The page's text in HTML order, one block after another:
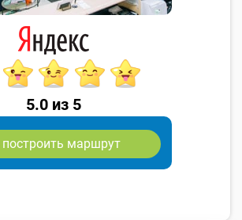
5.0 из 5
построить маршрут